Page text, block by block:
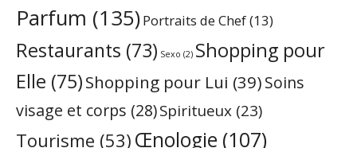
Parfum (135)Portraits de Chef(13)
Restaurants (73) Sexo (2) Shopping pour
Elle (75)Shopping pour Lui (39)Soins
visage et corps (28)Spiritueux (23)
Tourisme (53) Œnologie (107)